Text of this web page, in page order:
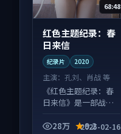
68:48
红色主题纪录：春
日来信
纪录片 2020
主演： 孔刘、肖战 等
《红色主题纪录：春
日来信》是一部战争
讨论度高，适合配弹
28万 9.2
2025-02-16